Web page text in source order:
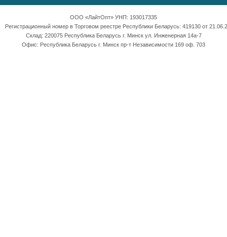
ООО «ЛайтОпт» УНП: 193017335
Регистрационный номер в Торговом реестре Республики Беларусь: 419130 от
Склад: 220075 Республика Беларусь г. Минск ул. Инженерная 14а-7
Офис: Республика Беларусь г. Минск пр-т Независимости 169 оф. 703